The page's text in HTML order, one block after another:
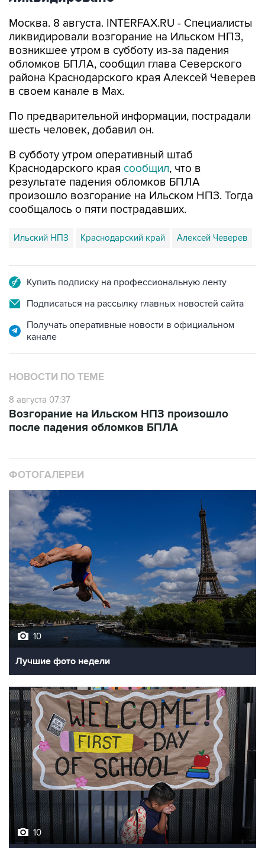
Москва. 8 августа. INTERFAX.RU - Специалисты
ликвидировали возгорание на Ильском НПЗ,
возникшее утром в субботу из-за падения
обломков БПЛА, сообщил глава Северского
района Краснодарского края Алексей Чеверев
в своем канале в Max.
По предварительной информации, пострадали
шесть человек, добавил он.
В субботу утром оперативный штаб
Краснодарского края сообщил, что в
результате падения обломков БПЛА
произошло возгорание на Ильском НПЗ. Тогда
сообщалось о пяти пострадавших.
Ильский НПЗ Краснодарский край Алексей Чеверев
Купить подписку на профессиональную ленту
Подписаться на рассылку главных новостей сайта
Получать оперативные новости в официальном
канале
НОВОСТИ ПО ТЕМЕ
8 августа 07:37
Возгорание на Ильском НПЗ произошло
после падения обломков БПЛА
ФОТОГАЛЕРЕИ
10
Лучшие фото недели
10